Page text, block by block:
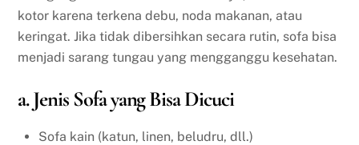
kotor karena terkena debu, noda makanan, atau
keringat. Jika tidak dibersihkan secara rutin, sofa bisa
menjadi sarang tungau yang mengganggu kesehatan.
a. Jenis Sofa yang Bisa Dicuci
Sofa kain (katun, linen, beludru, dll.)